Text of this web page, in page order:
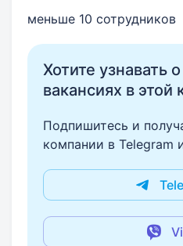
меньше 10 сотрудников
Хотите узнавать
вакансиях в этой
Подпишитесь и
компании в Telegram